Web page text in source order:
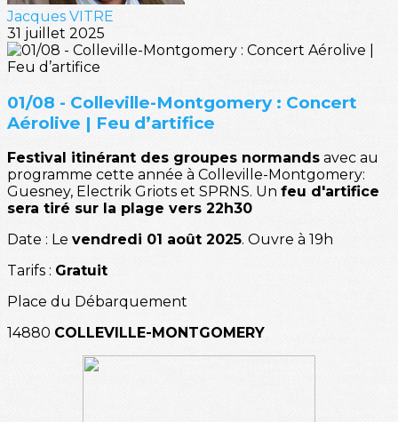
Jacques VITRE
31 juillet 2025
01/08 - Colleville-Montgomery : Concert
Aérolive | Feu d’artifice
Festival itinérant des groupes normands avec au
programme cette année à Colleville-Montgomery:
Guesney, Electrik Griots et SPRNS. Un feu d'artifice
sera tiré sur la plage vers 22h30
Date : Le vendredi 01 août 2025. Ouvre à 19h
Tarifs : Gratuit
Place du Débarquement
14880 COLLEVILLE-MONTGOMERY